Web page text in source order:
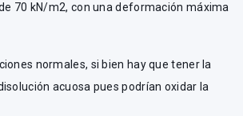
70 kN/m2, con una deformación máxima
normales, si bien hay que tener la
acuosa pues podrían oxidar la